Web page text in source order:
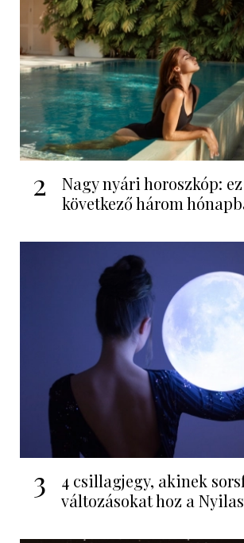
2
Nagy nyári horoszkóp:
következő három
3
4 csillagjegy, akinek
változásokat hoz a